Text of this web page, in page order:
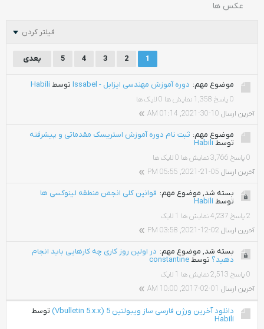
عکس ها
فیلتر کردن
1
2
3
4
5 بعدی
موضوع مهم: دوره آموزش مهندسی ایزابل - Issabel توسط Habili
0 پاسخ 1,358 نمایش ها
0 لایک ها
آخرین ارسال 10-30-2021, 01:14 AM
موضوع مهم: ثبت نام دوره آموزش استریسک مقدماتی و پیشرفته
توسط Habili
0 پاسخ 3,766 نمایش ها
0 لایک ها
آخرین ارسال 05-21-2021, 05:55 PM
بسته شد, موضوع مهم: قوانین کلی انجمن منطقه لینوکسی ها
توسط Habili
2 پاسخ 4,237 نمایش ها
1 لایک
آخرین ارسال 02-12-2021, 03:58 PM
بسته شد, موضوع مهم: در اولین روز کاری چه کارهایی باید انجام
دهید؟ توسط constantine
0 پاسخ 2,513 نمایش ها
1 لایک
آخرین ارسال 01-02-2017, 10:00 AM
دانلود آخرین ورژن فارسی ساز ویبولتین 5 (Vbulletin 5.x.x)
توسط
Habili